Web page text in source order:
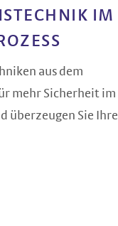
IM
aus dem
mehr Sicherheit im
überzeugen Sie Ihre